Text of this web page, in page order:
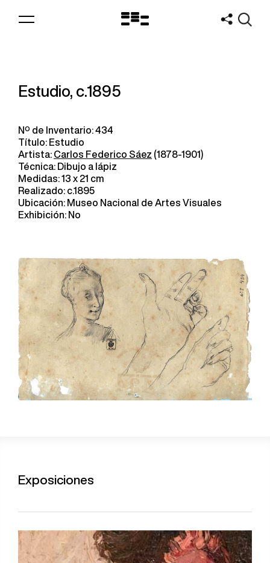
Logo
Estudio, c.1895
Nº de Inventario: 434
Título: Estudio
Artista: Carlos Federico Sáez (1878-1901)
Técnica: Dibujo a lápiz
Medidas: 13 x 21 cm
Realizado: c.1895
Ubicación: Museo Nacional de Artes Visuales
Exhibición: No
Exposiciones